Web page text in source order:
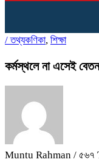
/তথ্যকণিকা, শিক্ষা
কর্মস্থলে না এসেই বেতন
Muntu Rahman / ৫৬৭